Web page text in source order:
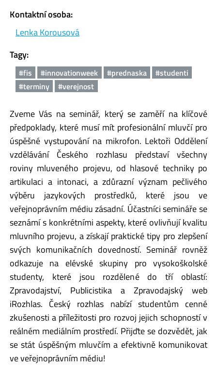
Kontaktní osoba:
Lenka Korousová
Tagy:
#fis #innovationweek #prednaska
#studenti
#terminy
#verejnost
Zveme Vás na seminář, který se zaměří na klíčové
předpoklady, které musí mít profesionální mluvčí pro
úspěšné vystupování na mikrofon. Lektoři Oddělení
vzdělávání Českého rozhlasu představí všechny
roviny mluveného projevu, od hlasové techniky po
artikulaci a intonaci, a zdůrazní význam pečlivého
výběru jazykových prostředků, které jsou ve
veřejnoprávním médiu zásadní. Účastníci semináře se
seznámí s konkrétními aspekty, které ovlivňují kvalitu
mluvního projevu, a získají praktické tipy pro zlepšení
svých komunikačních dovedností. Seminář rovněž
odkazuje na elévské skupiny pro vysokoškolské
studenty, které jsou rozdělené do tří oblastí:
Zpravodajství, Publicistika a Zpravodajský web
iRozhlas. Český rozhlas nabízí studentům cenné
zkušenosti a příležitosti pro rozvoj jejich schopností v
reálném mediálním prostředí. Přijďte se dozvědět, jak
se stát úspěšným mluvčím a efektivně komunikovat
ve veřejnoprávním médiu!